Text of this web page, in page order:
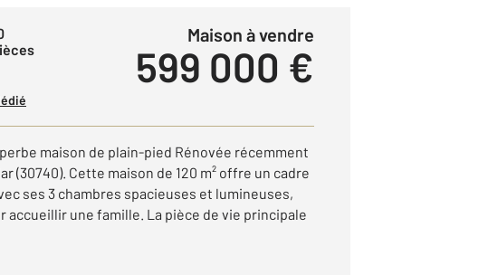
Maison à vendre
599 000 €
maison de plain-pied Rénovée récemment
(30740). Cette maison de 120 m² offre un cadre
ses 3 chambres spacieuses et lumineuses,
accueillir une famille. La pièce de vie principale